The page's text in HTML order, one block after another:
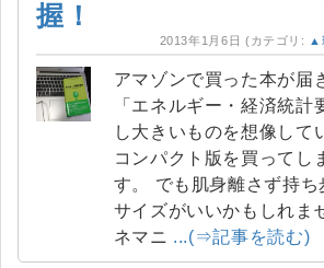
握！
2013年1月6日 (カテゴリ: ▲
アマゾンで買った本が届
「エネルギー・経済統計
し大きいものを想像して
コンパクト版を買ってし
す。 でも肌身離さず持
サイズがいいかもしれま
ネマニ ...(⇒記事を読む)